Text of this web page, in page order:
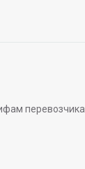
перевозчика